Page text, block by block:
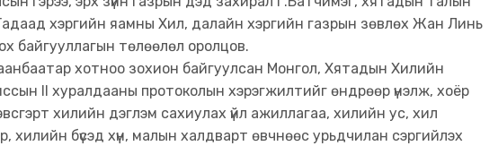
хэргийн яамны Хил, далайн хэргийн газрын зөвлөх Жан Линь
байгууллагын төлөөлөл оролцов.
хотноо зохион байгуулсан Монгол, Хятадын Хилийн
II хуралдааны протоколын хэрэгжилтийг өндрөөр үнэлж, хоёр
хилийн дэглэм сахиулах үйл ажиллагаа, хилийн ус, хил
хилийн бүсэд хүн, малын халдварт өвчнөөс урьдчилан сэргийлэх